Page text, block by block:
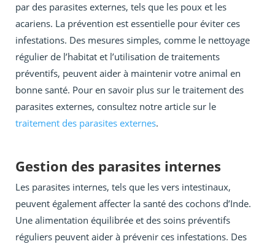
par des parasites externes, tels que les poux et les
acariens. La prévention est essentielle pour éviter ces
infestations. Des mesures simples, comme le nettoyage
régulier de l’habitat et l’utilisation de traitements
préventifs, peuvent aider à maintenir votre animal en
bonne santé. Pour en savoir plus sur le traitement des
parasites externes, consultez notre article sur le
traitement des parasites externes.
Gestion des parasites internes
Les parasites internes, tels que les vers intestinaux,
peuvent également affecter la santé des cochons d’Inde.
Une alimentation équilibrée et des soins préventifs
réguliers peuvent aider à prévenir ces infestations. Des